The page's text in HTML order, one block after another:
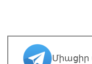
Միացիր